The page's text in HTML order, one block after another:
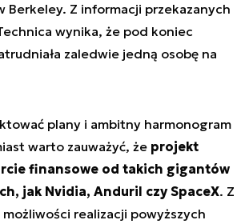
Berkeley. Z informacji przekazanych
wynika, że pod koniec
zaledwie jedną osobę na
plany i ambitny harmonogram
warto zauważyć, że projekt
finansowe od takich gigantów
jak Nvidia, Anduril czy SpaceX. Z
realizacji powyższych